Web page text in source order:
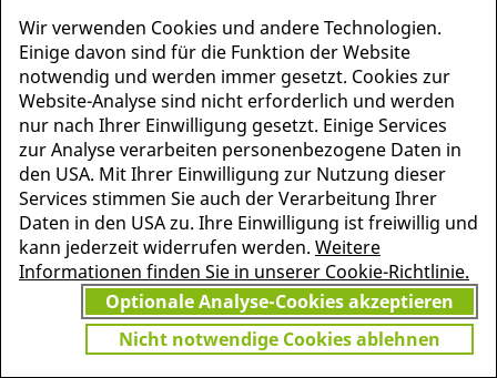
deuten auf einen diffusen Myo­kard­scha­den.
MEHR INFORMATIONEN
JETZT
Wir verwenden Cookies und andere Technologien.
Einige davon sind für die Funktion der Website
notwendig und werden immer gesetzt. Cookies zur
Website-Analyse sind nicht erforderlich und werden
nur nach Ihrer Einwilligung gesetzt. Einige Services
zur Analyse verarbeiten personenbezogene Daten in
den USA. Mit Ihrer Einwilligung zur Nutzung dieser
Services stimmen Sie auch der Verarbeitung Ihrer
Daten in den USA zu. Ihre Einwilligung ist freiwillig und
kann jederzeit widerrufen werden. Weitere
Informationen finden Sie in unserer Cookie-Richtlinie.
Optionale Analyse-Cookies akzeptieren
Nicht notwendige Cookies ablehnen